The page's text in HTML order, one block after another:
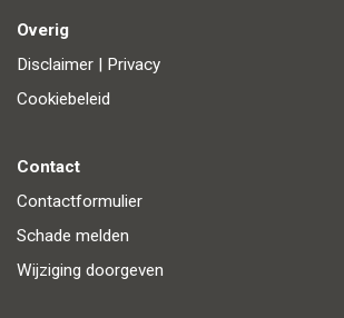
Overig
Disclaimer | Privacy
Cookiebeleid
Contact
Contactformulier
Schade melden
Wijziging doorgeven